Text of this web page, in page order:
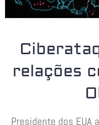
relações
Presidente dos EUA